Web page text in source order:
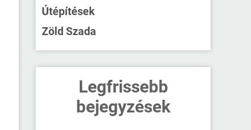
Útépítések
Zöld Szada
Legfrissebb
bejegyzések